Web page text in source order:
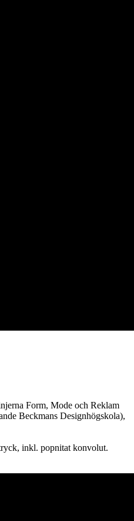
Form, Mode och Reklam
Beckmans Designhögskola),
inkl. popnitat konvolut.